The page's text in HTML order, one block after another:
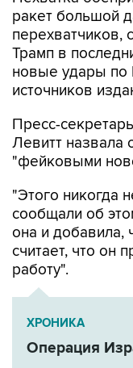
ракет большой
перехватчиков,
Трамп в
новые удары по
источников
Пресс-
Левитт назвала
"фейковыми
"Этого никогда
сообщали об
она и добавила,
считает, что он
работу".
ХРОНИКА
Операция